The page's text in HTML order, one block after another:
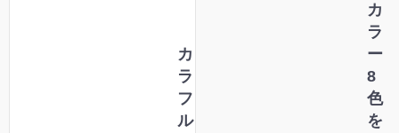
を
ご
紹
介
1
6
色
を
カ
ラ
ー
8
色
を
カ
ラ
フ
ル